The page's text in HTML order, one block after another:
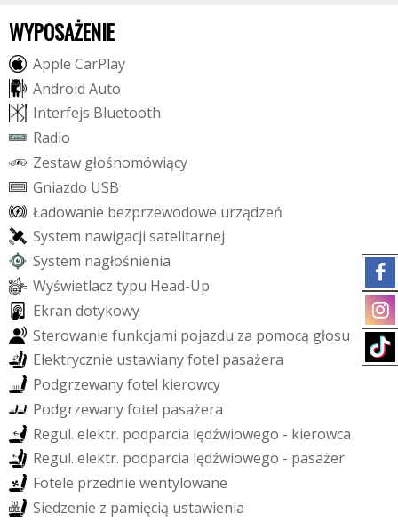
WYPOSAŻENIE
Apple CarPlay
Android Auto
Interfejs Bluetooth
Radio
Zestaw głośnomówiący
Gniazdo USB
Ładowanie bezprzewodowe urządzeń
System nawigacji satelitarnej
System nagłośnienia
Wyświetlacz typu Head-Up
Ekran dotykowy
Sterowanie funkcjami pojazdu za pomocą głosu
Elektrycznie ustawianyfotel pasażera
Podgrzewanyfotel kierowcy
Podgrzewanyfotel pasażera
Regul. elektr. podparcia lędźwiowego - kierowca
Regul. elektr. podparcia lędźwiowego - pasażer
Fotele przednie wentylowane
Siedzenie z pamięcią ustawienia